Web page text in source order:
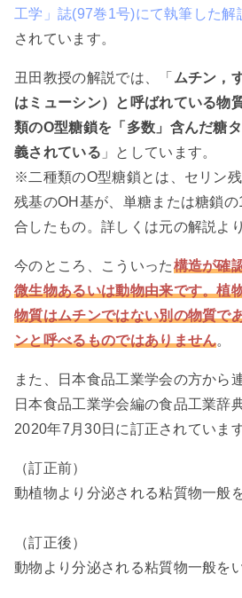
工学」誌(97巻1号)にて執筆した解
されています。
丑田教授の解説では、「 ムチン，
はミューシン）と呼ばれている物
類のO型糖鎖を「多数」含んだ糖
義されている 」としています。
※二種類のO型糖鎖とは、セリン
残基のOH基が、単糖または糖鎖
合したもの。詳しくは元の解説よ
今のところ、こういった構造が確
微生物あるいは動物由来です。植
物質はムチンではない別の物質で
ンと呼べるものではありません。
また、日本食品工業学会の方から
日本食品工業学会編の食品工業辞
2020年7月30日に訂正されています
（訂正前）
動植物より分泌される粘質物一般
（訂正後）
動物より分泌される粘質物一般をい